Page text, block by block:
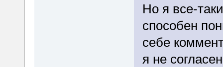
Но я все-
способен
себе
я не